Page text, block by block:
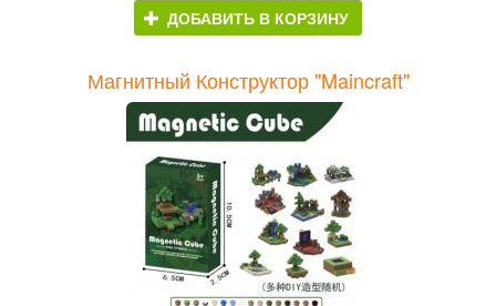
ДОБАВИТЬ В КОРЗИНУ
Магнитный Конструктор "Maincraft"